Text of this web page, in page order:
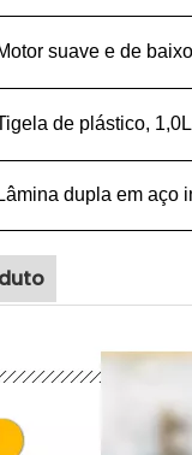
suave e de
de plástico,
Lâmina dupla em aço